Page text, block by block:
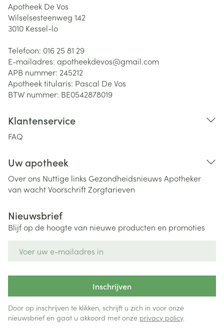
Apotheek De Vos
Wilselsesteenweg 142
3010 Kessel-lo
Telefoon: 016 25 81 29
E-mailadres: apotheekdevos@gmail.com
APB nummer: 245212
Apotheek titularis: Pascal De Vos
BTW nummer: BE0542878019
Klantenservice
FAQ
Uw apotheek
Over ons Nuttige links Gezondheidsnieuws Apotheker
van wachtVoorschriftZorgtarieven
Nieuwsbrief
Blijf op de hoogte van nieuwe producten en promoties
Inschrijven
Door op inschrijven te klikken, schrijft u zich in voor onze
nieuwsbrief en gaat u akkoord met onze privacy policy.